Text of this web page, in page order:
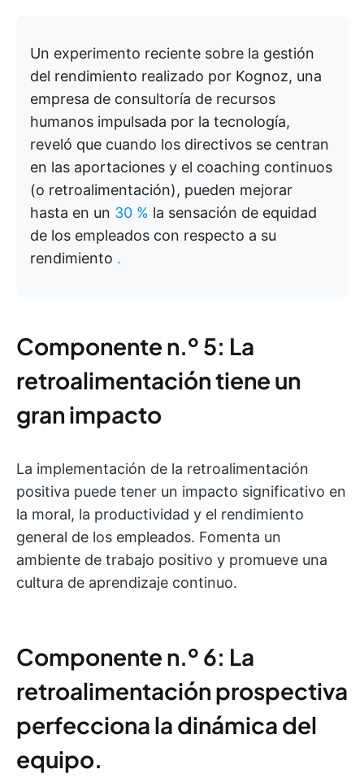
Un experimento reciente sobre la gestión
del rendimiento realizado por Kognoz, una
empresa de consultoría de recursos
humanos impulsada por la tecnología,
reveló que cuando los directivos se centran
en las aportaciones y el coaching continuos
(o retroalimentación), pueden mejorar
hasta en un 30 % la sensación de equidad
de los empleados con respecto a su
rendimiento .
Componente n.º 5: La
retroalimentación tiene un
gran impacto
La implementación de la retroalimentación
positiva puede tener un impacto significativo en
la moral, la productividad y el rendimiento
general de los empleados. Fomenta un
ambiente de trabajo positivo y promueve una
cultura de aprendizaje continuo.
Componente n.º 6: La
retroalimentación prospectiva
perfecciona la dinámica del
equipo.